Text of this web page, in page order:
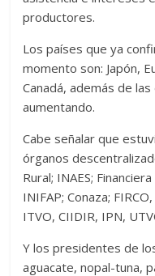
productores.
Los países que ya
momento son: Japón,
Canadá, además de
aumentando.
Cabe señalar que
órganos
Rural; INAES;
INIFAP; Conaza;
ITVO, CIIDIR, IPN,
Y los presidentes de
aguacate, nopal-tuna,